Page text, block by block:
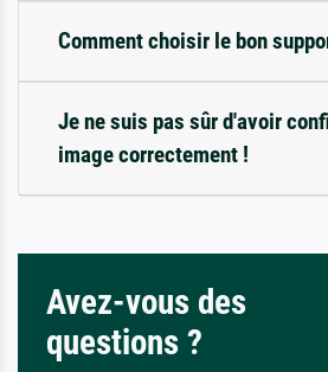
Comment choisir le bon
Je ne suis pas sûr d'avoir
image correctement !
Avez-vous des
questions ?